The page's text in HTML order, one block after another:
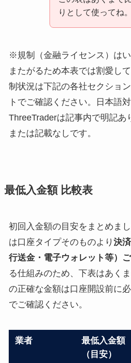
りとして使ってね。
※規制（金融ライセンス）は
またがるため本表では割愛し
制状況は下記の各社セクショ
トでご確認ください。日本語
ThreeTraderは記事内で明記あ
または記載なしです。
最低入金額 比較表
初回入金額の目安をまとめま
は口座タイプそのものより 決
行送金・電子ウォレット等）
る仕組みのため、下表はあく
の正確な金額は口座開設前に
でご確認ください。
業者
最低入金額
（目安）